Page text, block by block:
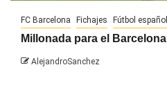
FC Barcelona Fichajes Fútbol español
Millonada para el Barcelona
AlejandroSanchez